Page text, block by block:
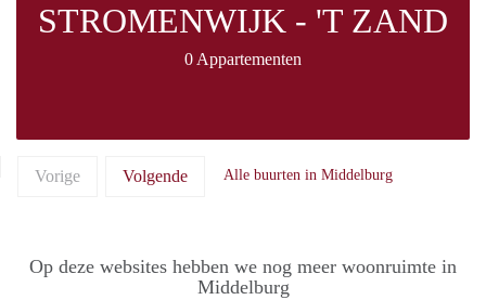
STROMENWIJK - 'T ZAND
0 Appartementen
Vorige Volgende Alle buurten in Middelburg
Op deze websites hebben we nog meer woonruimte in
Middelburg